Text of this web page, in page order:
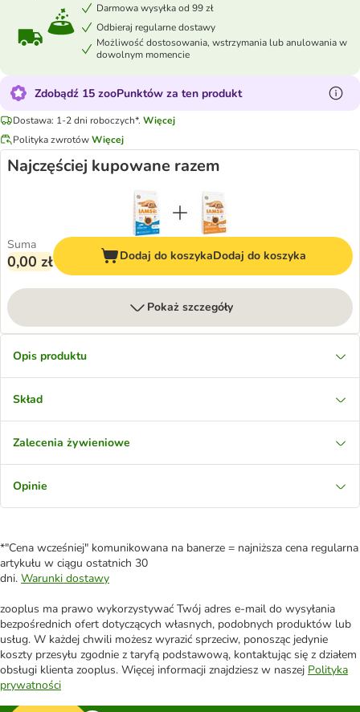
Darmowa wysyłka od 99 zł
Odbieraj regularne dostawy
Możliwość dostosowania, wstrzymania lub anulowania w
dowolnym momencie
Zdobądź 15 zooPunktów za ten produkt
Dostawa: 1-2 dni roboczych*. Więcej
Polityka zwrotówWięcej
Najczęściej kupowane razem
Suma
0,00 zł Dodaj do koszykaDodaj do koszyka
Pokaż szczegóły
Opis produktu
Skład
Zalecenia żywieniowe
Opinie
*"Cena wcześniej" komunikowana na banerze = najniższa cena regularna
artykułu w ciągu ostatnich 30
dni. Warunki dostawy
zooplus ma prawo wykorzystywać Twój adres e-mail do wysyłania
bezpośrednich ofert dotyczących własnych, podobnych produktów lub
usług. W każdej chwili możesz wyrazić sprzeciw, ponosząc jedynie
koszty przesyłu zgodnie z taryfą podstawową, kontaktując się z działem
obsługi klienta zooplus. Więcej informacji znajdziesz w naszej Polityka
prywatności